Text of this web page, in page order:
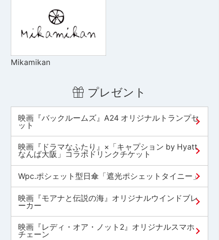
Mikamikan
プレゼント
映画『バックルームズ』A24 オリジナルトランプセ
ット
映画『ドラマなふたり』×「キャプション by Hyatt
なんば大阪」コラボドリンクチケット
Wpc.ポシェット型日傘「遮光ポシェットタイニー」
映画『モアナと伝説の海』オリジナルウインドブレ
ーカー
映画『レディ・オア・ノット2』オリジナルスマホ
チェーン